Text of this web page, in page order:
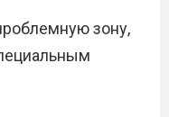
зону,